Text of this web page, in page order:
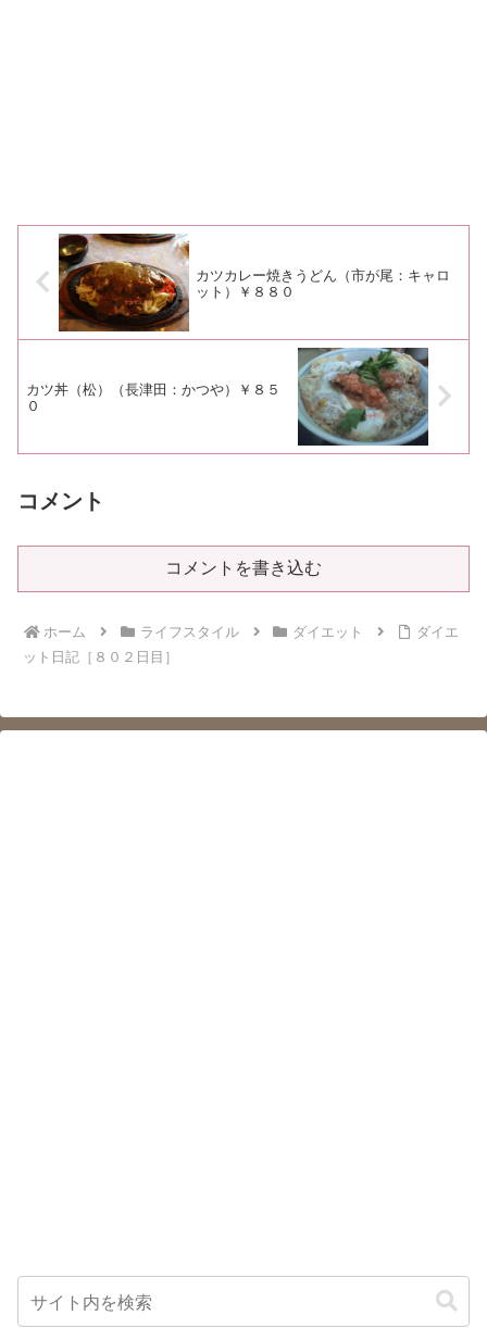
カツカレー焼きうどん（市が尾：キャロ
ット）￥８８０
カツ丼（松）（長津田：かつや）￥８５
０
コメント
コメントを書き込む
ホーム ライフスタイル ダイエット
ダイエ
ット日記［８０２日目］